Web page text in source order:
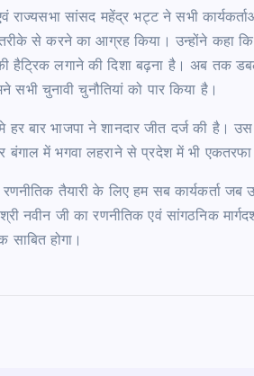
राज्यसभा सांसद महेंद्र भट्ट ने सभी
से करने का आग्रह किया। उन्होंने कहा
हैट्रिक लगाने की दिशा बढ़ना है। अब तक
चुनावी चुनौतियां को पार किया है।
बार भाजपा ने शानदार जीत दर्ज की है। उस
बंगाल में भगवा लहराने से प्रदेश में भी
तैयारी के लिए हम सब कार्यकर्ता जब
नवीन जी का रणनीतिक एवं सांगठनिक
होगा।